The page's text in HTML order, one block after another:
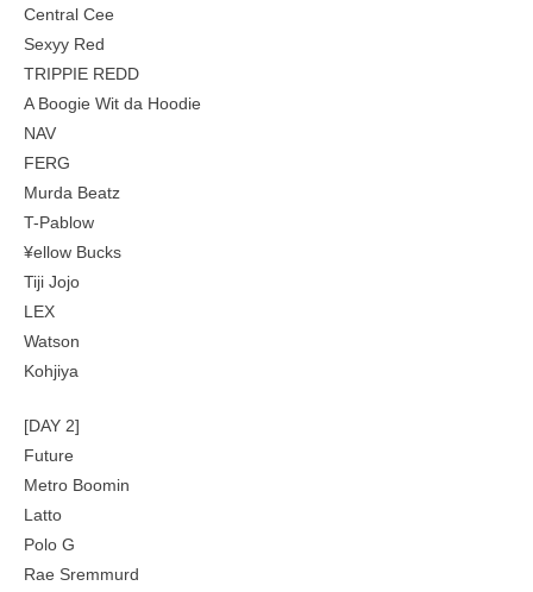
Central Cee
Sexyy Red
TRIPPIE REDD
A Boogie Wit da Hoodie
NAV
FERG
Murda Beatz
T-Pablow
¥ellow Bucks
Tiji Jojo
LEX
Watson
Kohjiya
[DAY 2]
Future
Metro Boomin
Latto
Polo G
Rae Sremmurd